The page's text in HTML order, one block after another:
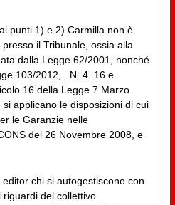
punti 1) e 2) Carmilla non è
il Tribunale, ossia alla
dalla Legge 62/2001, nonché
103/2012, _N. 4_16 e
16 della Legge 7 Marzo
applicano le disposizioni di cui
le Garanzie nelle
del 26 Novembre 2008, e
chi si autogestiscono con
del collettivo